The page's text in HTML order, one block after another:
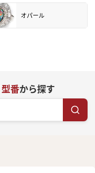
オパール
型番から探す